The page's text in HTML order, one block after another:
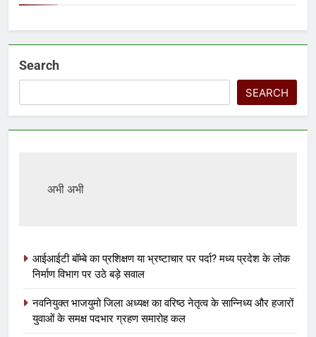
Search
SEARCH
अभी अभी
आईआईटी बॉम्बे का प्रशिक्षण या भ्रष्टाचार पर पर्दा? मध्य प्रदेश के लोक
निर्माण विभाग पर उठे बड़े सवाल
नवनियुक्त भाजयुमो जिला अध्यक्ष का वरिष्ठ नेतृत्व के सान्निध्य और हजारों
युवाओं के समक्ष पदभार ग्रहण समारोह कल